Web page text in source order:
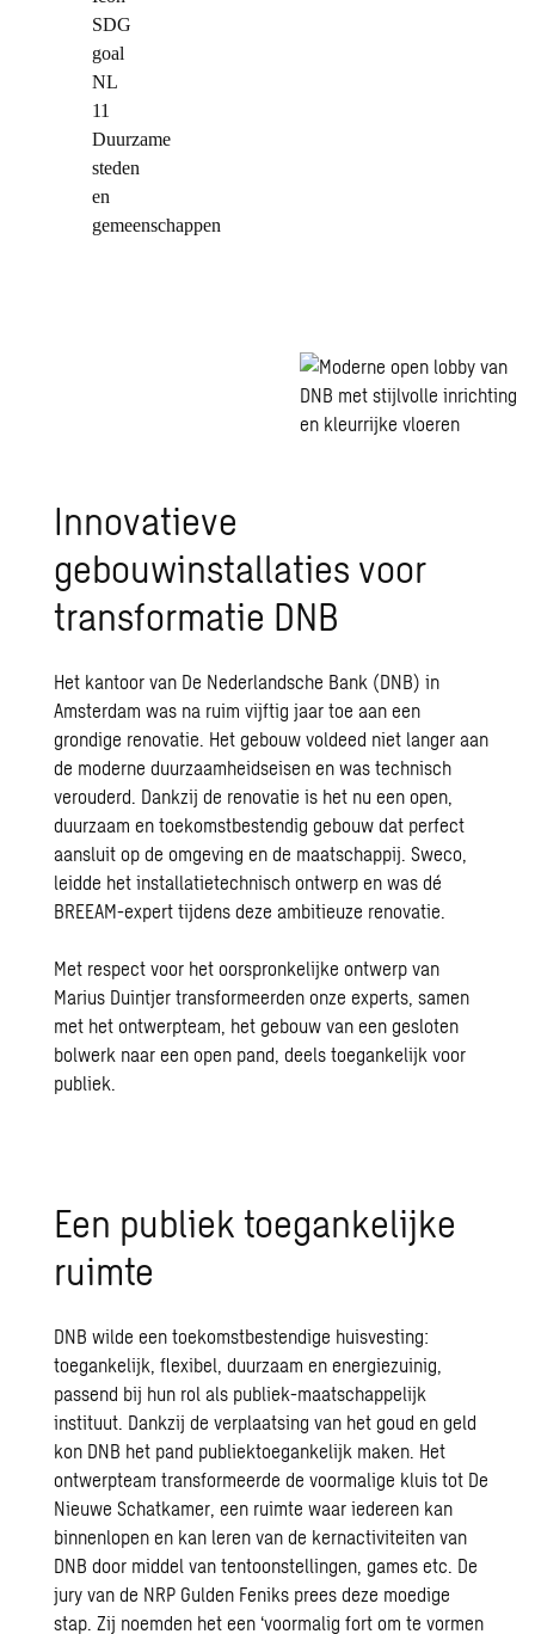
Innovatieve
gebouwinstallaties voor
transformatie DNB
Het kantoor van De Nederlandsche Bank (DNB) in
Amsterdam was na ruim vijftig jaar toe aan een
grondige renovatie. Het gebouw voldeed niet langer aan
de moderne duurzaamheidseisen en was technisch
verouderd. Dankzij de renovatie is het nu een open,
duurzaam en toekomstbestendig gebouw dat perfect
aansluit op de omgeving en de maatschappij. Sweco,
leidde het installatietechnisch ontwerp en was dé
BREEAM-expert tijdens deze ambitieuze renovatie.
Met respect voor het oorspronkelijke ontwerp van
Marius Duintjer transformeerden onze experts, samen
met het ontwerpteam, het gebouw van een gesloten
bolwerk naar een open pand, deels toegankelijk voor
publiek.
Een publiek toegankelijke
ruimte
DNB wilde een toekomstbestendige huisvesting:
toegankelijk, flexibel, duurzaam en energiezuinig,
passend bij hun rol als publiek-maatschappelijk
instituut. Dankzij de verplaatsing van het goud en geld
kon DNB het pand publiektoegankelijk maken. Het
ontwerpteam transformeerde de voormalige kluis tot De
Nieuwe Schatkamer, een ruimte waar iedereen kan
binnenlopen en kan leren van de kernactiviteiten van
DNB door middel van tentoonstellingen, games etc. De
jury van de NRP Gulden Feniks prees deze moedige
stap. Zij noemden het een ‘voormalig fort om te vormen